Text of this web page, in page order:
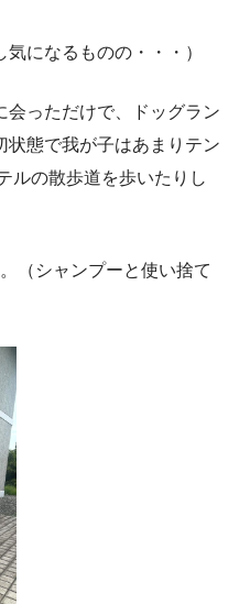
気になるものの・・・）
会っただけで、ドッグラン
状態で我が子はあまりテン
の散歩道を歩いたりし
（シャンプーと使い捨て